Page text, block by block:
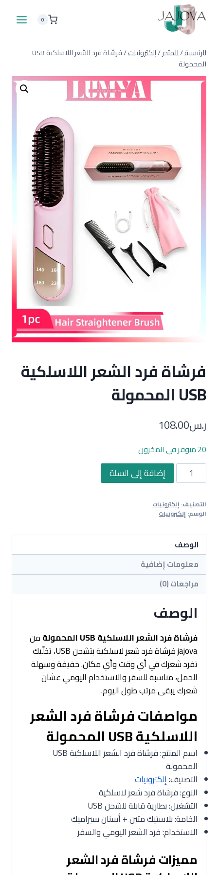
المحتوى
0
الرئيسية/المتجر/إلكترونيات/
فرشاة فرد الشعر اللاسلكية USB
المحمولة
فرشاة فرد الشعر اللاسلكية
USB المحمولة
ر.س108.00
20 متوفر في المخزون
كمية
فرشاة
الشعر
اللاسلكية
USB
المحمولة
إضافة إلى السلة
التصنيف: إلكترونيات
الوسم: إلكترونيات
الوصف
معلومات إضافية
مراجعات (0)
الوصف
فرشاة فرد الشعر اللاسلكية USB المحمولة
من
jajova فرشاة فرد شعر لاسلكية بتشحن USB، تخلّيك
تفرد شعرك في أي وقت وأي مكان. خفيفة وسهلة
الحمل، مناسبة للسفر والاستخدام اليومي عشان
شعرك يبقى مرتب طول اليوم.
مواصفات فرشاة فرد الشعر
اللاسلكية USB المحمولة
اسم المنتج: فرشاة فرد الشعر اللاسلكية USB
المحمولة
التصنيف:إلكترونيات
النوع: فرشاة فرد شعر لاسلكية
التشغيل: بطارية قابلة للشحن USB
الخامة: بلاستيك متين + أسنان سيراميك
الاستخدام: فرد الشعر اليومي والسفر
مميزات فرشاة فرد الشعر